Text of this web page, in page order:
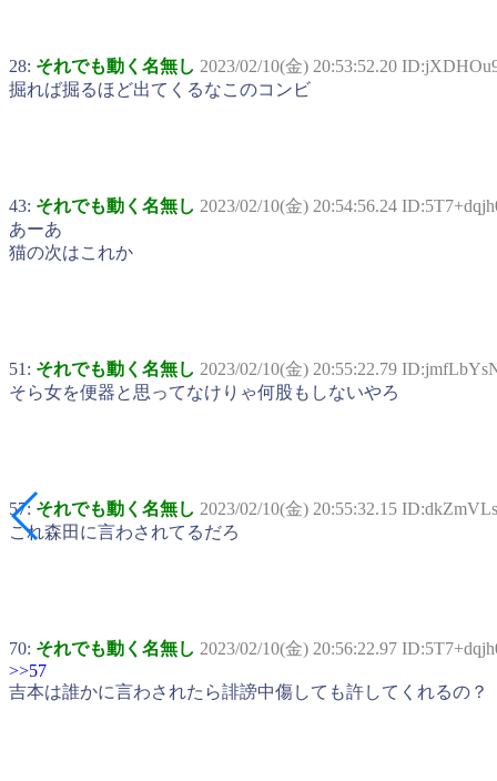
28: それでも動く名無し 2023/02/10(金) 20:53:52.20
掘れば掘るほど出てくるなこのコンビ
43: それでも動く名無し 2023/02/10(金) 20:54:56.24
あーあ
猫の次はこれか
51: それでも動く名無し 2023/02/10(金) 20:55:22.79
そら女を便器と思ってなけりゃ何股もしないやろ
57: それでも動く名無し 2023/02/10(金) 20:55:32.15
これ森田に言わされてるだろ
70: それでも動く名無し 2023/02/10(金) 20:56:22.97
>>57
吉本は誰かに言わされたら誹謗中傷しても許してくれるの？